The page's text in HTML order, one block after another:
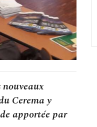
nouveaux
Cerema y
apportée par